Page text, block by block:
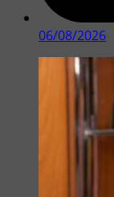
06/08/2026